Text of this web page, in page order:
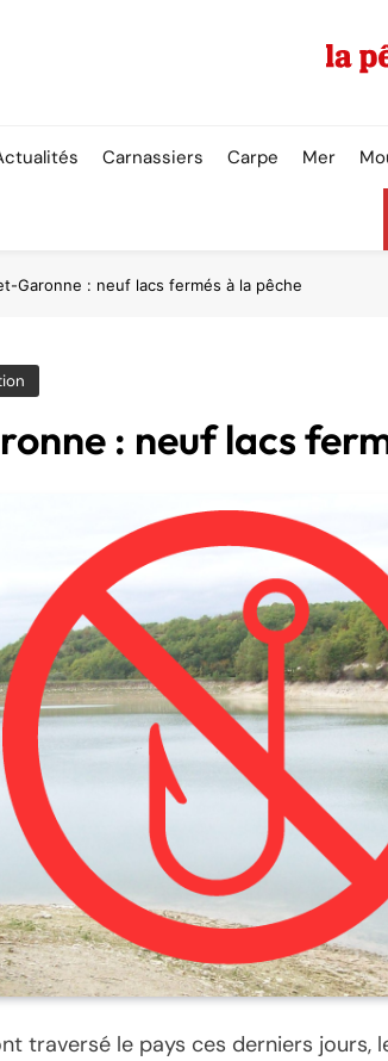
Carnassiers Carpe Mer
Garonne : neuf lacs fermés à la pêche
: neuf lacs
traversé le pays ces derniers jours,